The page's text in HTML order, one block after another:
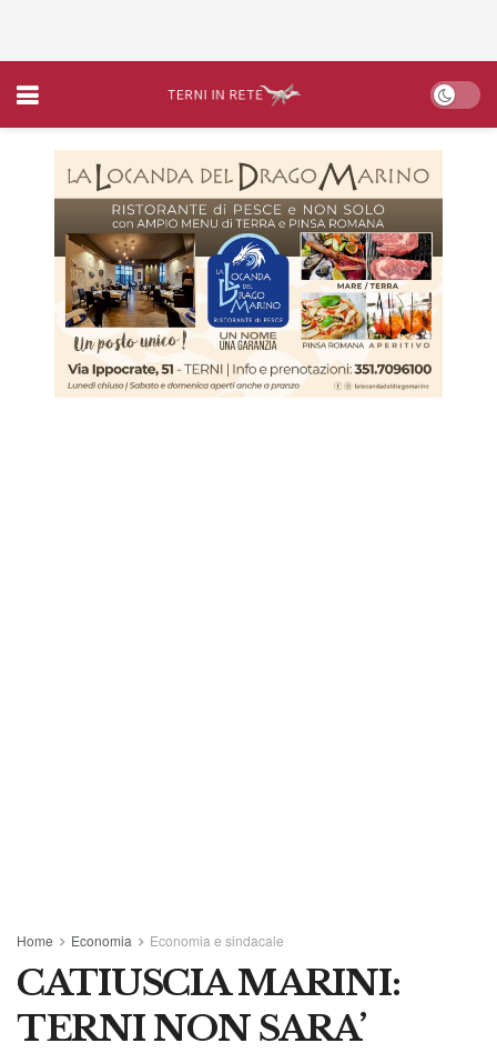
Home Economia Economia e sindacale
CATIUSCIA MARINI:
TERNI NON SARA’